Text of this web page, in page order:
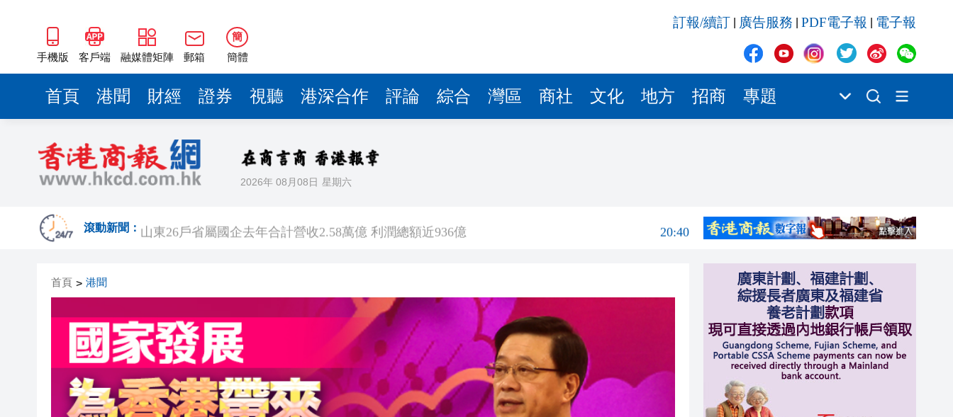
手機版 客戶端 融媒體矩陣 郵箱
簡
簡體
訂報/續訂 廣告服務 PDF電子報 電子報
首頁 港聞 財經 證券 視聽 港深合作 評論 綜合 灣區 商社 文化 地方 招商 專題
2026年 08月08日 星期六
滾動新聞：
瀋陽鐵西校園閱讀活動解鎖閱讀新玩法
20:39
黎智英案｜吳良好：依法公正處理黎智英求情 罪證如山豈能妄想輕判
騰出更多時間專注做好宏福苑火災獨立委員會工作 李家超暫停3項公職委任
21:04
海南澄邁文儒煥新升級 五組數據見證文儒沉香從傳統邁向現代
梁振英率港區全國政協委員考察團來瓊考察
山東26戶省屬國企去年合計營收2.58萬億 利潤總額近936億
20:40
騰出更多時間專注做好宏福苑火災獨立委員會工作 李家超暫停3項公職委任
50餘位頂尖專家共話時代命題
海南澄邁文儒煥新升級 五組數據見證文儒沉香從傳統邁向現代
20:42
梁振英率港區全國政協委員考察團來瓊考察
首頁 > 港聞